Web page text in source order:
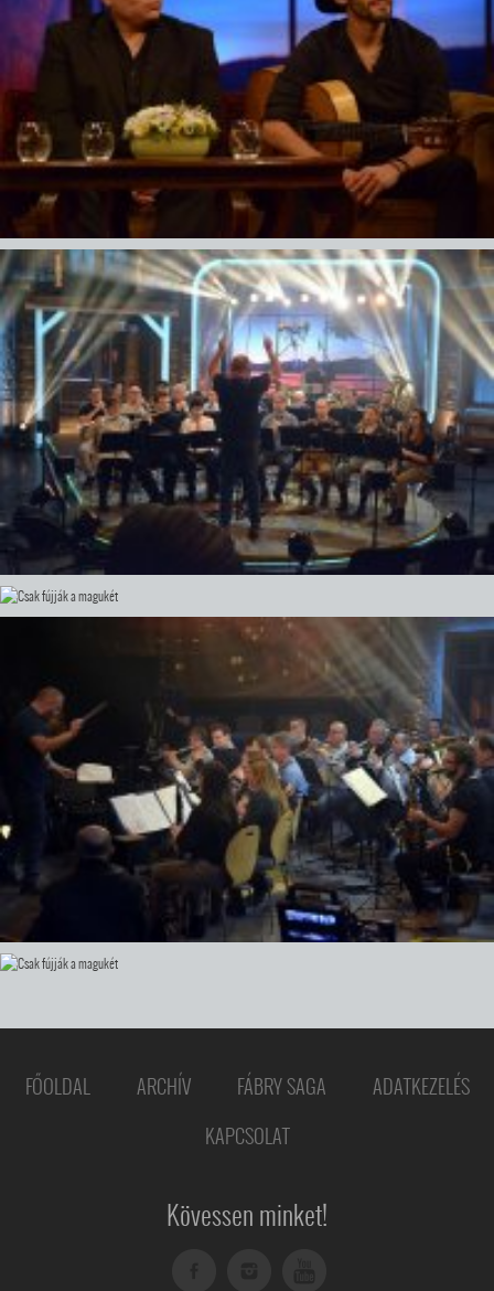
FŐOLDAL ARCHÍV FÁBRY SAGA
ADATKEZELÉS
KAPCSOLAT
Kövessen minket!